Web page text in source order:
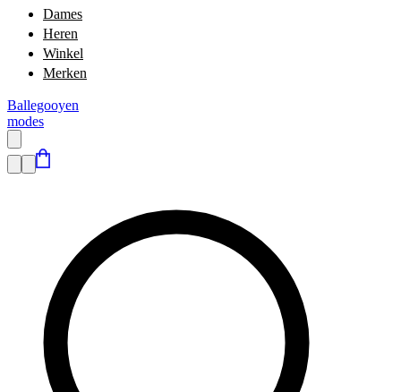
Dames
Heren
Winkel
Merken
Ballegooyen
modes